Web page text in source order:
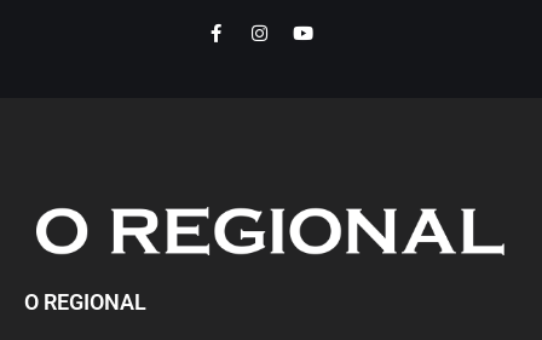
O REGIONAL